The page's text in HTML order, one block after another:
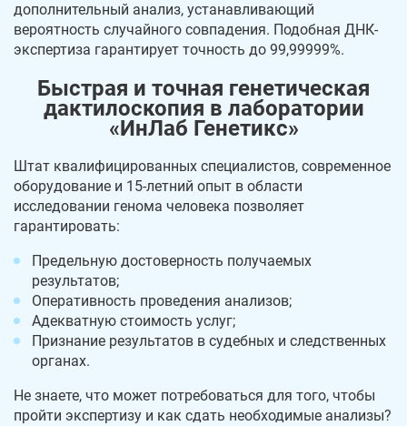
дополнительный анализ, устанавливающий
вероятность случайного совпадения. Подобная ДНК-
экспертиза гарантирует точность до 99,99999%.
Быстрая и точная генетическая
дактилоскопия в лаборатории
«ИнЛаб Генетикс»
Штат квалифицированных специалистов, современное
оборудование и 15-летний опыт в области
исследовании генома человека позволяет
гарантировать:
Предельную достоверность получаемых
результатов;
Оперативность проведения анализов;
Адекватную стоимость услуг;
Признание результатов в судебных и следственных
органах.
Не знаете, что может потребоваться для того, чтобы
пройти экспертизу и как сдать необходимые анализы?